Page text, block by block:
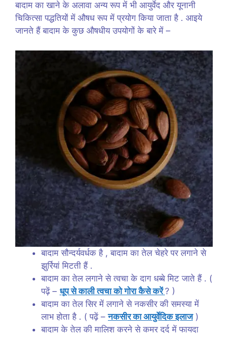
बादाम का खाने के अलावा अन्य रूप में भी आयुर्वेद और यूनानी
चिकित्सा पद्धतियों में औषध रूप में प्रयोग किया जाता है . आइये
जानते हैं बादाम के कुछ औषधीय उपयोगों के बारे में –
बादाम सौन्दर्यवर्धक है , बादाम का तेल चेहरे पर लगाने से
झुर्रियां मिटती हैं .
बादाम का तेल लगाने से त्वचा के दाग धब्बे मिट जाते हैं . (
पढ़ें – धूप से काली त्वचा को गोरा कैसे करें? )
बादाम का तेल सिर में लगाने से नकसीर की समस्या में
लाभ होता है . ( पढ़ें –नकसीर का आयुर्वेदिक इलाज)
बादाम के तेल की मालिश करने से कमर दर्द में फायदा